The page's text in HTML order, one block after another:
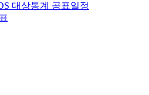
대상통계 공표일정